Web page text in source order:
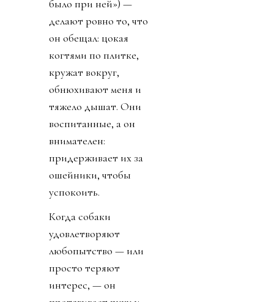
Источник изображения
Esquire
На нём футболка
яичного желтка
белой футболки,
мерцающие золотые
белые кроссовки. И
каким-то образом
это едва ли не самый
крутой образ на
свете.
Сандей («как десерт
с горячим